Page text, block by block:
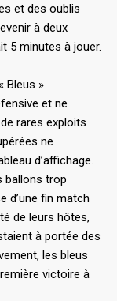
et des oublis
à deux
5 minutes à jouer.
Bleus »
et ne
rares exploits
ne
d’affichage.
ballons trop
d’une fin match
de leurs hôtes,
à portée des
les bleus
victoire à